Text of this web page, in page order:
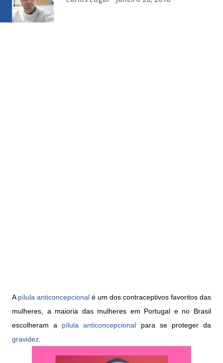
A pílula anticoncepcional é um dos contraceptivos favoritos das
mulheres, a maioria das mulheres em Portugal e no Brasil
escolheram a pílula anticoncepcional para se proteger da
gravidez